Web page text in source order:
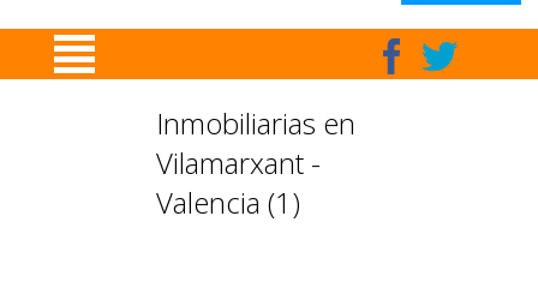
Inmobiliarias en
Vilamarxant -
Valencia (1)